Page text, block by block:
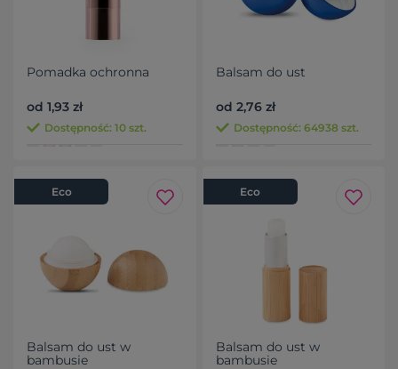
Pomadka ochronna
od 1,93 zł
Dostępność: 10 szt.
Balsam do ust
od 2,76 zł
Dostępność: 64938 szt.
Eco
Balsam do ust w
bambusie
Eco
Balsam do ust w
bambusie